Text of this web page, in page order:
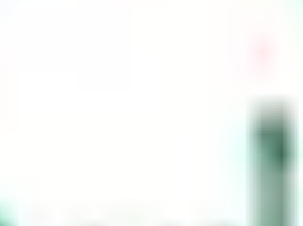
सिग्नल कब देना शुरू करते हैं?